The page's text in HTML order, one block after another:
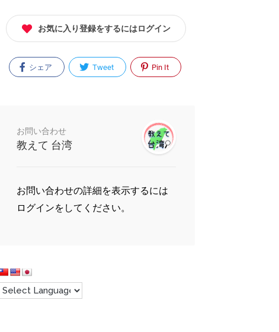
お気に入り登録をするにはログイン
シェア Tweet Pin It
お問い合わせ
教えて 台湾
お問い合わせの詳細を表示するには
ログインをしてください。